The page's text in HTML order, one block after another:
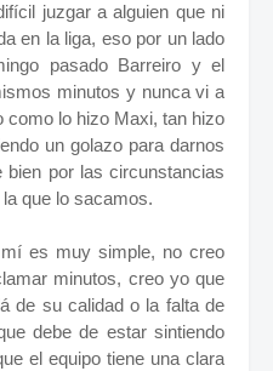
juzgar a alguien que ni
en la liga, eso por un lado
pasado Barreiro y el
minutos y nunca vi a
lo hizo Maxi, tan hizo
un golazo para darnos
bien por las circunstancias
que lo sacamos.
es muy simple, no creo
minutos, creo yo que
de su calidad o la falta de
debe de estar sintiendo
el equipo tiene una clara